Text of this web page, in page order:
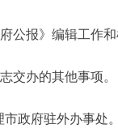
报》编辑工作和
办的其他事项。
政府驻外办事处